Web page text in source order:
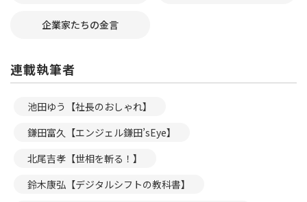
企業家たちの金言
連載執筆者
池田ゆう【社長のおしゃれ】
鎌田富久【エンジェル鎌田’sEye】
北尾吉孝【世相を斬る！】
鈴木康弘【デジタルシフトの教科書】